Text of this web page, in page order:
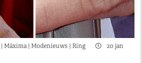
Máxima Modenieuws Ring
20 jan